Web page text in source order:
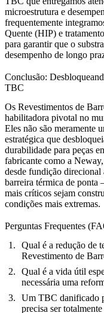
microestrutura e
frequentemente
Quente (HIP) e
para garantir que o
desempenho de longo
Conclusão:
TBC
Os Revestimentos de
habilitadora pivotal no
Eles não são meramente
estratégica que
durabilidade para peças
fabricante como a
desde fundição direcional
barreira térmica de ponta
mais críticos sejam
condições mais extremas.
Perguntas Frequentes
Qual é a redução de
Revestimento de
Qual é a vida útil
necessária uma
Um TBC danificado
precisa ser